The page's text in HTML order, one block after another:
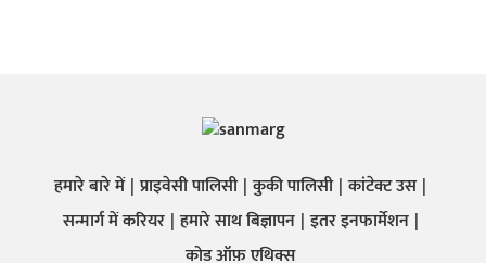
हमारे बारे में प्राइवेसी पालिसी कुकी पालिसी कांटेक्ट उस
सन्मार्ग में करियर हमारे साथ बिज्ञापन इतर इनफार्मेशन
कोड ऑफ़ एथिक्स